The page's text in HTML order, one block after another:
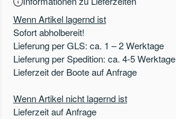
Wenn Artikel lagernd ist
Sofort abholbereit!
Lieferung per GLS: ca. 1 – 2 Werktage
Lieferung per Spedition: ca. 4-5 Werktage
Lieferzeit der Boote auf Anfrage
Wenn Artikel nicht lagernd ist
Lieferzeit auf Anfrage